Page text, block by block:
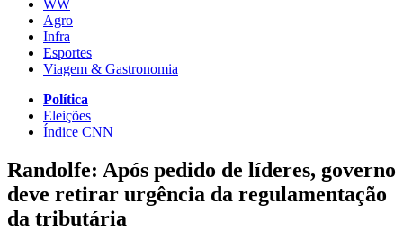
WW
Agro
Infra
Esportes
Viagem & Gastronomia
Política
Eleições
Índice CNN
Randolfe: Após pedido de líderes, governo
deve retirar urgência da regulamentação
da tributária